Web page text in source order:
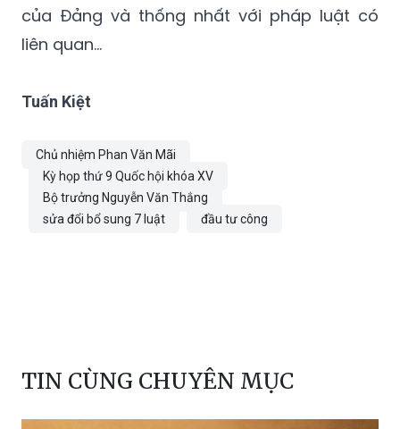
của Đảng và thống nhất với pháp luật có
liên quan...
Tuấn Kiệt
Chủ nhiệm Phan Văn Mãi
Kỳ họp thứ 9 Quốc hội khóa XV
Bộ trưởng Nguyễn Văn Thắng
sửa đổi bổ sung 7 luật
đầu tư công
TIN CÙNG CHUYÊN MỤC